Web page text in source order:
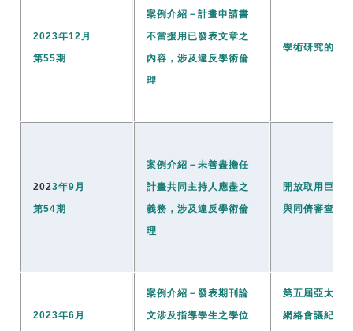
2023年12月
第55期
案例介紹－計畫申請書
不當援用已發表文章之
內容，涉及違反學術倫
理
學術研究的再
2023年9月
第54期
案例介紹－未善盡擔任
計畫共同主持人應盡之
義務，涉及違反學術倫
理
開放取用巨型
與同儕審查制
2023年6月
案例介紹－發表期刊論
文涉及指導學生之學位
第五屆亞太地
網絡會議紀實